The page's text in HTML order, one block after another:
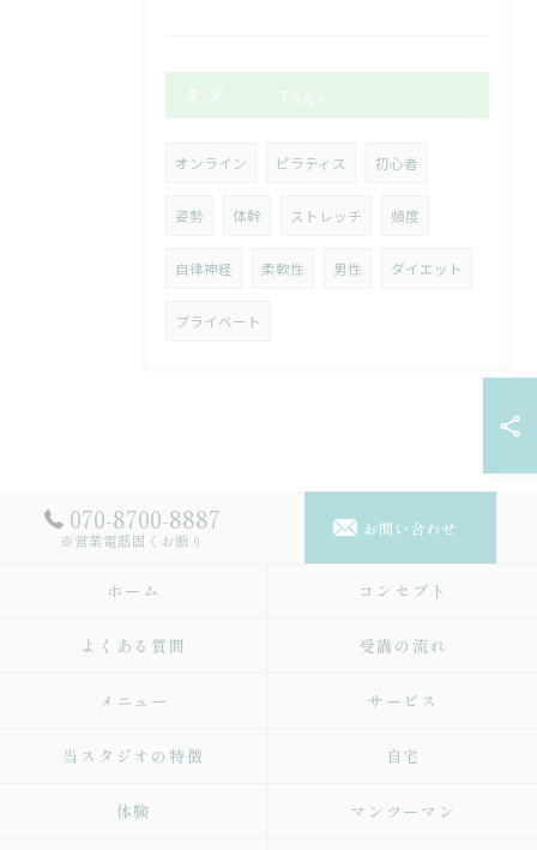
タグ Tags
オンライン ピラティス 初心者
姿勢 体幹 ストレッチ 頻度
自律神経 柔軟性 男性 ダイエット
プライベート
070-8700-8887
※営業電話固くお断り
お問い合わせ
ホーム コンセプト
よくある質問 受講の流れ
メニュー サービス
当スタジオの特徴 自宅
体験 マンツーマン